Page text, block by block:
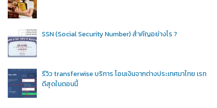
SSN (Social Security Number) สำคัญอย่างไร ?
รีวิว transferwise บริการ โอนเงินจากต่างประเทศมาไทย เรท
ดีสุดในตอนนี้